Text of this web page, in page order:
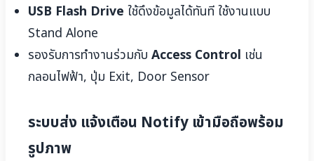
USB Flash Drive ใช้ดึงข้อมูลได้ทันที ใช้งานแบบ
Stand Alone
รองรับการทำงานร่วมกับ Access Control เช่น
กลอนไฟฟ้า, ปุ่ม Exit, Door Sensor
ระบบส่ง แจ้งเตือน Notify เข้ามือถือพร้อม
รูปภาพ